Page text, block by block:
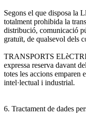
Segons el que disposa la
totalment prohibida la
distribució, comunicació
gratuït, de qualsevol dels
TRANSPORTS
expressa reserva davant
totes les accions emparen
intel·lectual i industrial.
6. Tractament de dades